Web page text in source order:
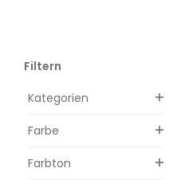
Filtern
Kategorien
Farbe
Farbton